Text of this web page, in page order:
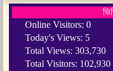
Online Visitors: 0
Today's Views: 5
Total Views: 303,730
Total Visitors: 102,930